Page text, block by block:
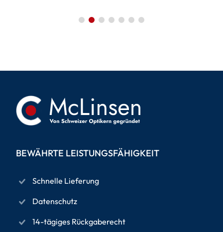
BEWÄHRTE LEISTUNGSFÄHIGKEIT
Schnelle Lieferung
Datenschutz
14-tägiges Rückgaberecht